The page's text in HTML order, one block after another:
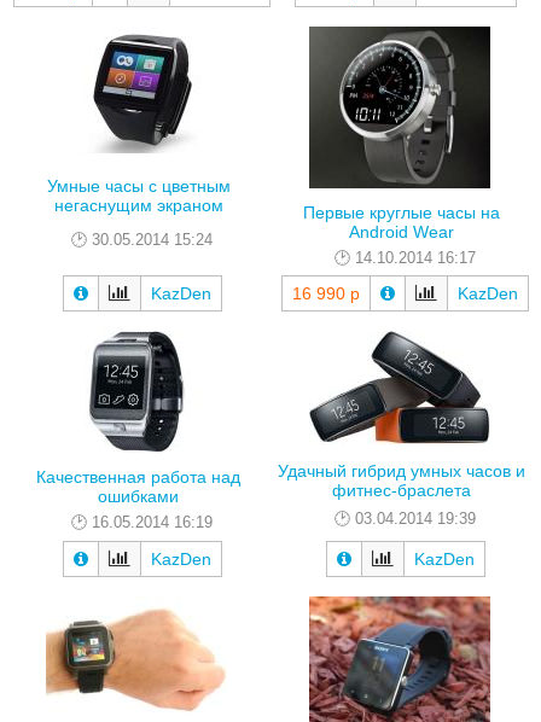
Умные часы с цветным
негаснущим экраном
30.05.2014 15:24
KazDen
Первые круглые часы на
Android Wear
14.10.2014 16:17
16 990 р KazDen
Качественная работа над
ошибками
16.05.2014 16:19
KazDen
Удачный гибрид умных часов и
фитнес-браслета
03.04.2014 19:39
KazDen